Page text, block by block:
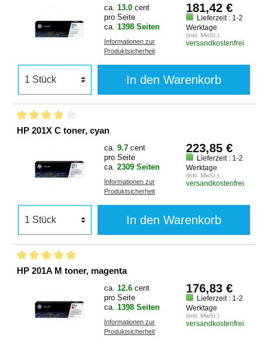
ca. 13.0 cent
pro Seite
ca. 1398 Seiten
Informationen zur
Produktsicherheit
181,42 €
Lieferzeit : 1-2
Werktage
(inkl. MwSt.)
versandkostenfrei
In den Warenkorb
HP 201X C toner, cyan
ca. 9.7 cent
pro Seite
ca. 2309 Seiten
Informationen zur
Produktsicherheit
223,85 €
Lieferzeit : 1-2
Werktage
(inkl. MwSt.)
versandkostenfrei
In den Warenkorb
HP 201A M toner, magenta
ca. 12.6 cent
pro Seite
ca. 1398 Seiten
Informationen zur
Produktsicherheit
176,83 €
Lieferzeit : 1-2
Werktage
(inkl. MwSt.)
versandkostenfrei